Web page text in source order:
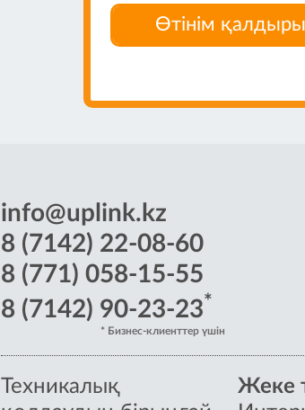
Өтінім
info@uplink.kz
8 (7142) 22-08-60
8 (771) 058-15-55
8 (7142) 90-23-23*
* Бизнес-клиенттер үшін
Техникалық
Жеке